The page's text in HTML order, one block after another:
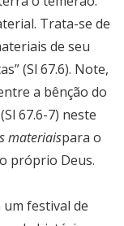
Trata-se de
de seu
(Sl 67.6). Note,
a bênção do
67.6-7) neste
materiaispara o
próprio Deus.
um festival de